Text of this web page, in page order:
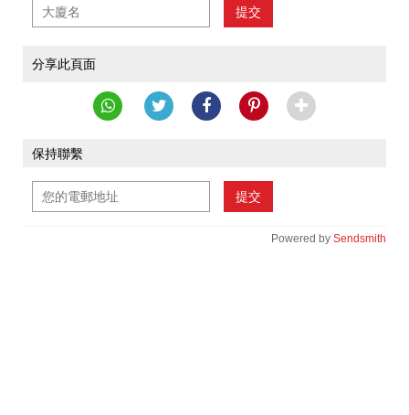
提交
分享此頁面
保持聯繫
提交
Powered by Sendsmith